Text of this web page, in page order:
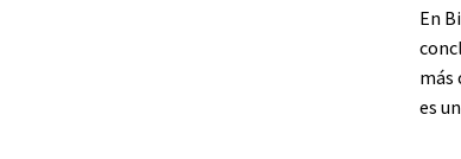
En
más
es